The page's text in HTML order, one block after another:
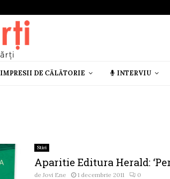
IMPRESII DE CĂLĂTORIE INTERVIU
Stiri
Aparitie Editura Herald:
de Jovi Ene 1 decembrie 2011 0